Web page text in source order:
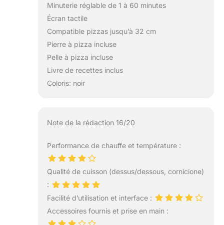
Minuterie réglable de 1 à 60 minutes
Écran tactile
Compatible pizzas jusqu’à 32 cm
Pierre à pizza incluse
Pelle à pizza incluse
Livre de recettes inclus
Coloris: noir
Note de la rédaction 16/20
Performance de chauffe et température :
Qualité de cuisson (dessus/dessous, cornicione)
:
Facilité d’utilisation et interface :
Accessoires fournis et prise en main :